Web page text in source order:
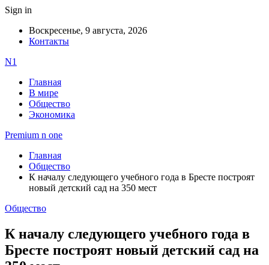
Sign in
Воскресенье, 9 августа, 2026
Контакты
N1
Главная
В мире
Общество
Экономика
Premium n one
Главная
Общество
К началу следующего учебного года в Бресте построят
новый детский сад на 350 мест
Общество
К началу следующего учебного года в
Бресте построят новый детский сад на